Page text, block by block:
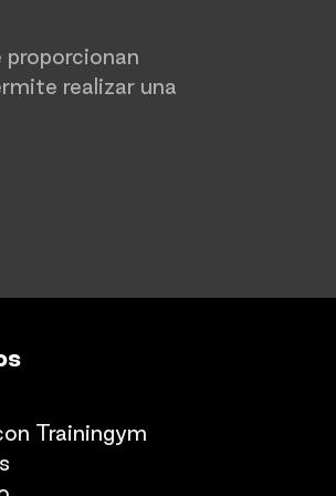
proporcionan
realizar una
Trainingym